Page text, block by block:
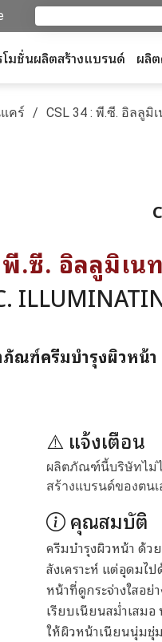
โมชั่นผลิตสร้างแบรนด์ ผลิ
คร์ CSL 34 : พี.ซี. อิลลูมิ
พี.ซี. อิลลูมิเน
ณฑ์ครีมบำรุงผิวหน้า
⚠️ แจ้งเตือน
ผลิตภัณฑ์นี้บริษัทไม่
สร้างแบรนด์ของตน
คุณสมบัติ
ครีมบำรุงผิวหน้า ด้ว
สังเคราะห์ แต่อุดมไ
หน้าที่ดูกระจ่างใสอ
เรียบเนียนสม่ำเสม
ให้ผิวหน้าเนียนนุ่มชุ่